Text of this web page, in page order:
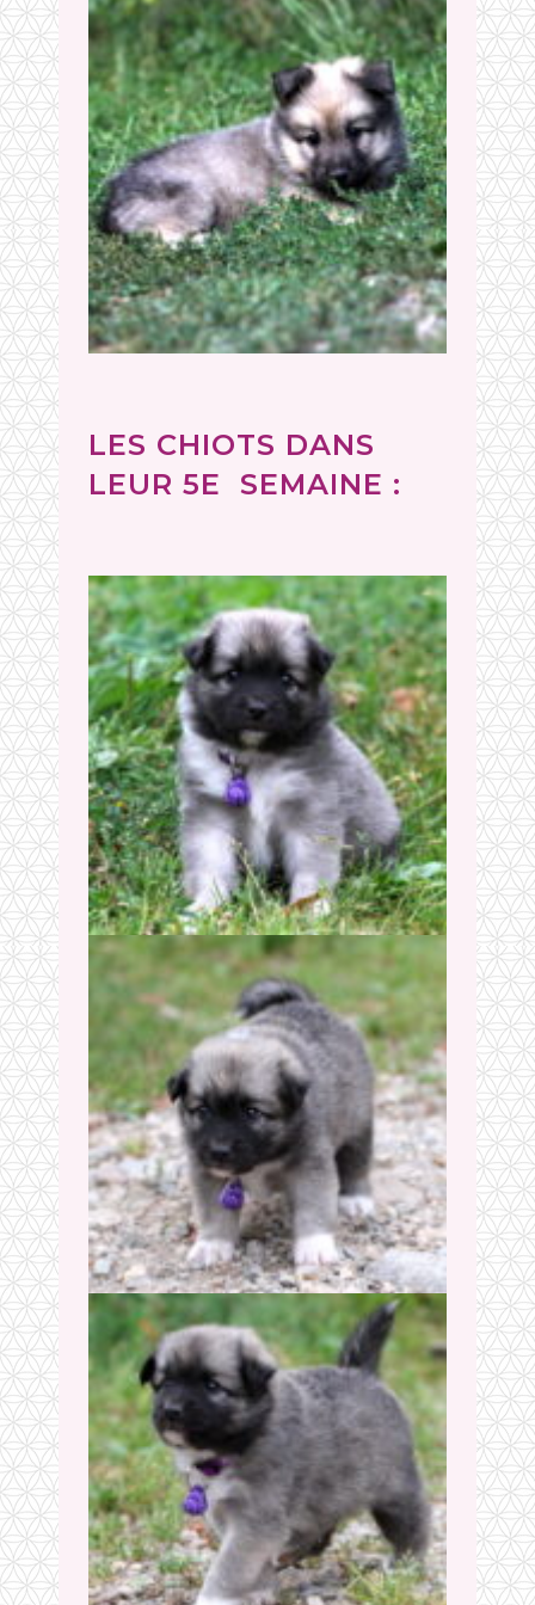
LES CHIOTS DANS
LEUR 5E SEMAINE :